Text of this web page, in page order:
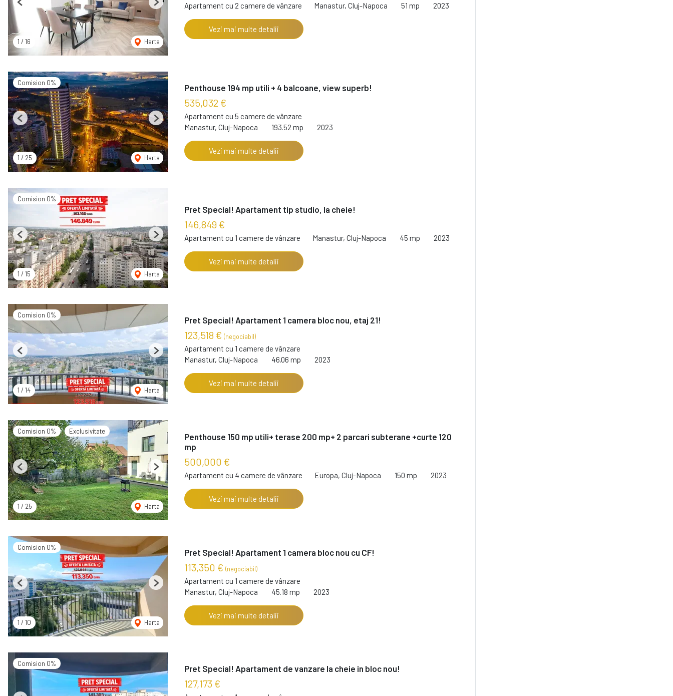
1 / 16 Harta
Previous Next Apartament cu 2 camere de vânzare Manastur, Cluj-Napoca 51 mp 2023
Vezi mai multe detalii
Comision 0%
1 / 25 Harta
Previous Next
Penthouse 194 mp utili + 4 balcoane, view superb!
535,032 €
Apartament cu 5 camere de vânzare
Manastur, Cluj-Napoca
193.52 mp 2023
Vezi mai multe detalii
Comision 0%
1 / 15 Harta
Previous Next
Pret Special! Apartament tip studio, la cheie!
146,849 €
Apartament cu 1 camere de vânzare Manastur, Cluj-Napoca 45 mp 2023
Vezi mai multe detalii
Comision 0%
1 / 14 Harta
Previous Next
Pret Special! Apartament 1 camera bloc nou, etaj 21!
123,518 € (negociabil)
Apartament cu 1 camere de vânzare
Manastur, Cluj-Napoca
46.06 mp 2023
Vezi mai multe detalii
Comision 0% Exclusivitate
1 / 25 Harta
Previous Next
Penthouse 150 mp utili+ terase 200 mp+ 2 parcari subterane +curte 120
mp
500,000 €
Apartament cu 4 camere de vânzare Europa, Cluj-Napoca 150 mp 2023
Vezi mai multe detalii
Comision 0%
1 / 10 Harta
Previous Next
Pret Special! Apartament 1 camera bloc nou cu CF!
113,350 € (negociabil)
Apartament cu 1 camere de vânzare
Manastur, Cluj-Napoca
45.18 mp 2023
Vezi mai multe detalii
Comision 0%
Pret Special! Apartament de vanzare la cheie in bloc nou!
127,173 €